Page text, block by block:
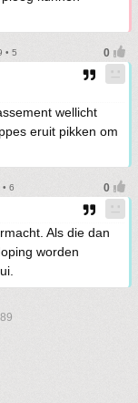
• 5
wellicht
eruit pikken om
6
Als die dan
worden